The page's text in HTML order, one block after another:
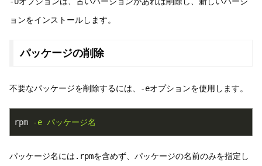
ョンをインストールします。
パッケージの削除
不要なパッケージを削除するには、 -eオプションを使用します。
rpm -e パッケージ名
パッケージ名には .rpmを含めず、パッケージの名前のみを指定し